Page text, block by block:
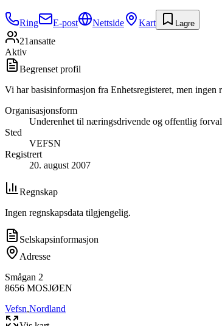
Ring E-post Nettside Kart Lagre
21ansatte
Aktiv
Begrenset profil
Vi har basisinformasjon fra Enhetsregisteret, men
Organisasjonsform
Underenhet til næringsdrivende og offentlig
Sted
VEFSN
Registrert
20. august 2007
Regnskap
Ingen regnskapsdata tilgjengelig.
Selskapsinformasjon
Adresse
Smågan 2
8656 MOSJØEN
Vefsn,Nordland